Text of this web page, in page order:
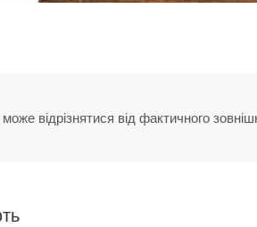
відрізнятися від фактичного